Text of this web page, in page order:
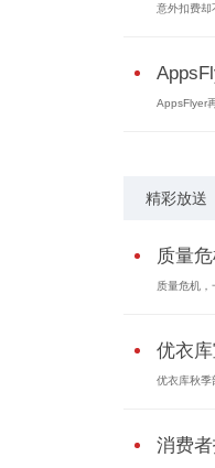
意外扣费却
AppsFlyer
精彩放送
质量
质量危机，
优衣
优衣库秋季
消费